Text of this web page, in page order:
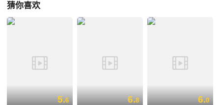
猜你喜欢
5.6 6.8 6.0